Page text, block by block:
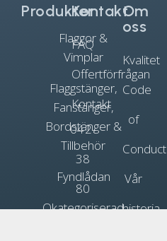
Kontakt
FAQ
Offertförfrågan
Kontakt
042-
38
80
Om
oss
Kvalitet
Code
of
Conduct
Vår
historia
Produkter
Flaggor &
Vimplar
Flaggstänger,
Fanstänger,
Bordstänger &
Tillbehör
Fyndlådan
Okategoriserad